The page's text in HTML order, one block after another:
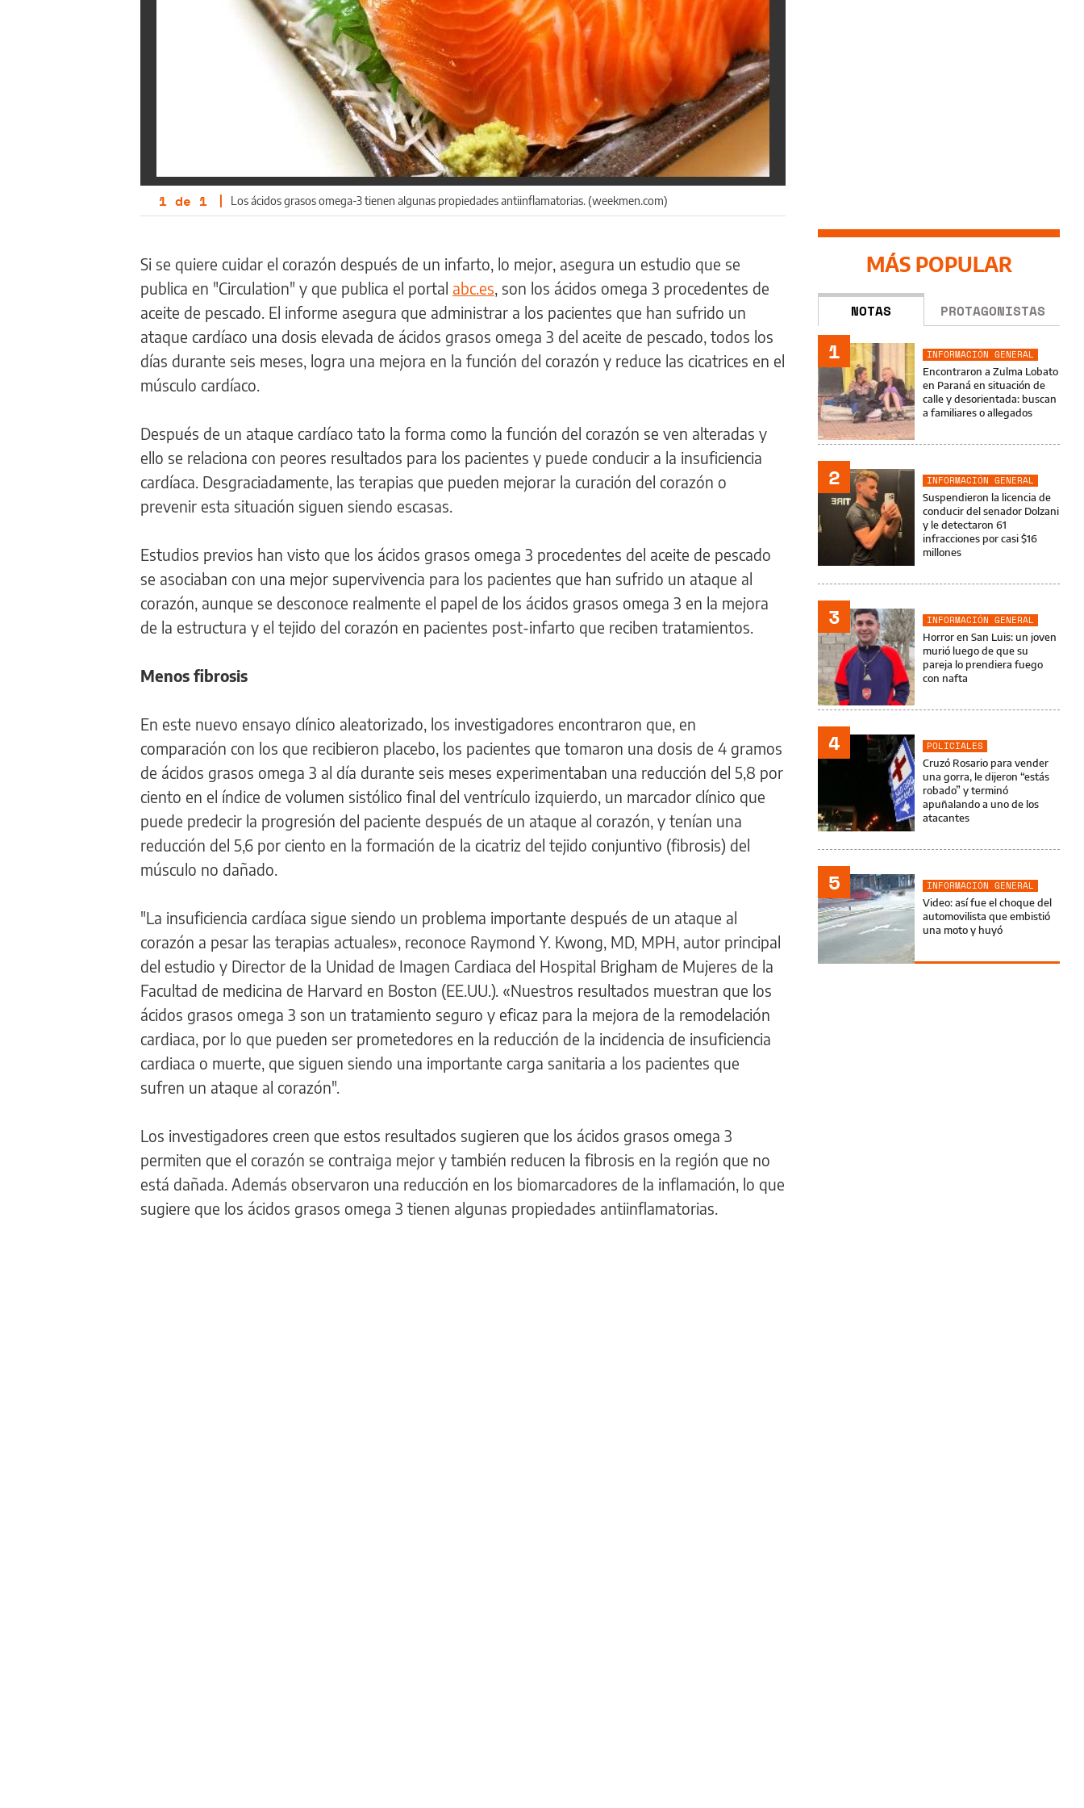
1 de 1 | Los ácidos grasos omega-3 tienen algunas propiedades antiinflamatorias. (weekmen.com)
Si se quiere cuidar el corazón después de un infarto, lo mejor, asegura un estudio que se
publica en "Circulation" y que publica el portal abc.es , son los ácidos omega 3 procedentes de
aceite de pescado. El informe asegura que administrar a los pacientes que han sufrido un
ataque cardíaco una dosis elevada de ácidos grasos omega 3 del aceite de pescado, todos los
días durante seis meses, logra una mejora en la función del corazón y reduce las cicatrices en el
músculo cardíaco.
Después de un ataque cardíaco tato la forma como la función del corazón se ven alteradas y
ello se relaciona con peores resultados para los pacientes y puede conducir a la insuficiencia
cardíaca. Desgraciadamente, las terapias que pueden mejorar la curación del corazón o
prevenir esta situación siguen siendo escasas.
Estudios previos han visto que los ácidos grasos omega 3 procedentes del aceite de pescado
se asociaban con una mejor supervivencia para los pacientes que han sufrido un ataque al
corazón, aunque se desconoce realmente el papel de los ácidos grasos omega 3 en la mejora
de la estructura y el tejido del corazón en pacientes post-infarto que reciben tratamientos.
Menos fibrosis
En este nuevo ensayo clínico aleatorizado, los investigadores encontraron que, en
comparación con los que recibieron placebo, los pacientes que tomaron una dosis de 4 gramos
de ácidos grasos omega 3 al día durante seis meses experimentaban una reducción del 5,8 por
ciento en el índice de volumen sistólico final del ventrículo izquierdo, un marcador clínico que
puede predecir la progresión del paciente después de un ataque al corazón, y tenían una
reducción del 5,6 por ciento en la formación de la cicatriz del tejido conjuntivo (fibrosis) del
músculo no dañado.
"La insuficiencia cardíaca sigue siendo un problema importante después de un ataque al
corazón a pesar las terapias actuales», reconoce Raymond Y. Kwong, MD, MPH, autor principal
del estudio y Director de la Unidad de Imagen Cardiaca del Hospital Brigham de Mujeres de la
Facultad de medicina de Harvard en Boston (EE.UU.). «Nuestros resultados muestran que los
ácidos grasos omega 3 son un tratamiento seguro y eficaz para la mejora de la remodelación
cardiaca, por lo que pueden ser prometedores en la reducción de la incidencia de insuficiencia
cardiaca o muerte, que siguen siendo una importante carga sanitaria a los pacientes que
sufren un ataque al corazón".
Los investigadores creen que estos resultados sugieren que los ácidos grasos omega 3
permiten que el corazón se contraiga mejor y también reducen la fibrosis en la región que no
está dañada. Además observaron una reducción en los biomarcadores de la inflamación, lo que
sugiere que los ácidos grasos omega 3 tienen algunas propiedades antiinflamatorias.
MÁS POPULAR
NOTAS PROTAGONISTAS
1
INFORMACIÓN GENERAL
Encontraron a Zulma Lobato
en Paraná en situación de
calle y desorientada: buscan
a familiares o allegados
2
INFORMACIÓN GENERAL
Suspendieron la licencia de
conducir del senador Dolzani
y le detectaron 61
infracciones por casi $16
millones
3
INFORMACIÓN GENERAL
Horror en San Luis: un joven
murió luego de que su
pareja lo prendiera fuego
con nafta
4
POLICIALES
Cruzó Rosario para vender
una gorra, le dijeron “estás
robado” y terminó
apuñalando a uno de los
atacantes
5
INFORMACIÓN GENERAL
Video: así fue el choque del
automovilista que embistió
una moto y huyó